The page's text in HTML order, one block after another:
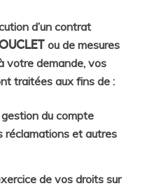
d’un contrat
ou de mesures
votre demande, vos
traitées aux fins de :
du compte
réclamations et autres
de vos droits sur